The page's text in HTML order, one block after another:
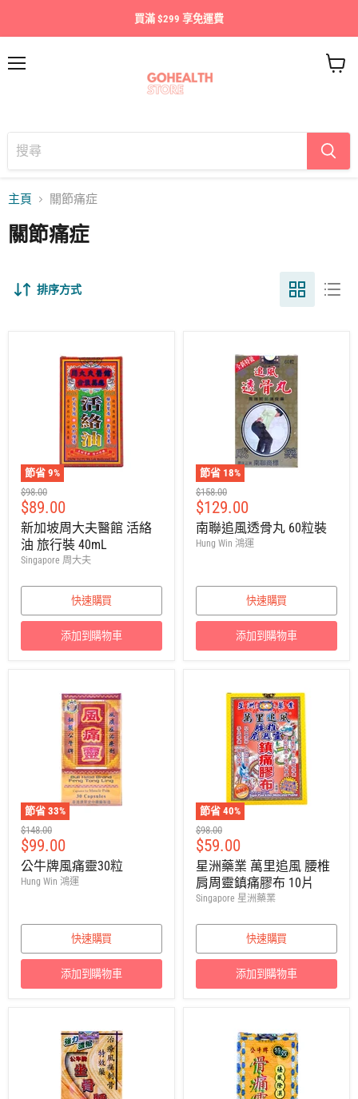
買滿 $299 享免運費
車
主頁 關節痛症
關節痛症
排序方式
節省 9%
建
議
零
售
價
$98.00
售
價
$89.00
新加坡周大夫醫館 活絡
油 旅行裝 40mL
Singapore 周大夫
快速購買
添加到購物車
節省 18%
建
議
零
售
價
$158.00
售
價
$129.00
南聯追風透骨丸 60粒裝
Hung Win 鴻運
快速購買
添加到購物車
節省 33%
建
議
零
售
價
$148.00
售
價
$99.00
公牛牌風痛靈30粒
Hung Win 鴻運
快速購買
添加到購物車
節省 40%
建
議
零
售
價
$98.00
售
價
$59.00
星洲藥業 萬里追風 腰椎
肩周靈鎮痛膠布 10片
Singapore 星洲藥業
快速購買
添加到購物車